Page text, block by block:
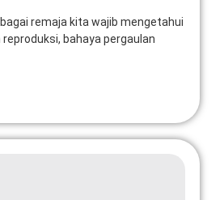
remaja kita wajib mengetahui
bahaya pergaulan